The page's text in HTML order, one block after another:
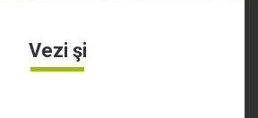
Vezi şi